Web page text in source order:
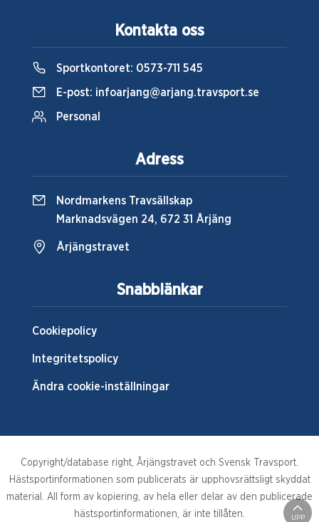
Snabblänkar
Cookiepolicy
Integritetspolicy
Ändra cookie-inställningar
Kontakta oss
Sportkontoret: 0573-711 545
E-post: infoarjang@arjang.travsport.se
Personal
Adress
Nordmarkens Travsällskap
Marknadsvägen 24, 672 31 Årjäng
Årjängstravet
UPP
Copyright/database right, Årjängstravet och Svensk Travsport.
Hästsportinformationen som publicerats är upphovsrättsligt skyddat
material. All form av kopiering, av hela eller delar av den publicerade
hästsportinformationen, är inte tillåten.